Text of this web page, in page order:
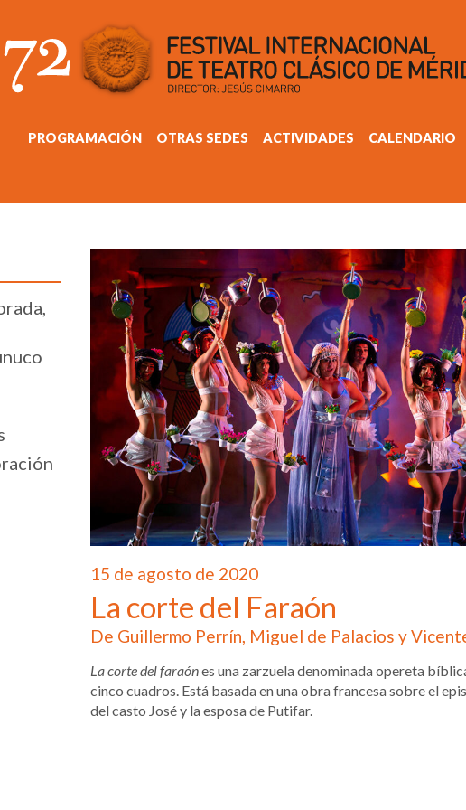
PROGRAMACIÓN OTRAS SEDES ACTIVIDADES CALENDARIO
15 de agosto de 2020
La corte del Faraón
De Guillermo Perrín, Miguel de Palacios y
La corte del faraónes una zarzuela denominada opereta
cinco cuadros. Está basada en una obra francesa sobre el
del casto José y la esposa de Putifar.